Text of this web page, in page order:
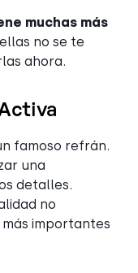
muchas más
no se te
ahora.
famoso refrán.
una
detalles.
no
importantes